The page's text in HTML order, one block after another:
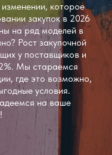
которое
закупок в 2026
на ряд моделей в
Рост закупочной
у поставщиков и
Мы стараемся
где это возможно,
условия.
на ваше